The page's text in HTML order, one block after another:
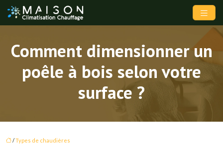
Comment dimensionner un
poêle à bois selon votre
surface ?
/Types de chaudières